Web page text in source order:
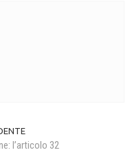
l’articolo 32